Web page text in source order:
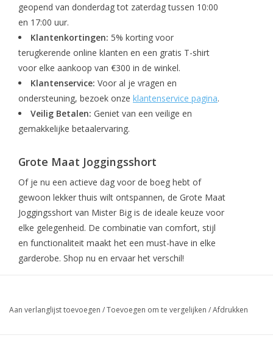
geopend van donderdag tot zaterdag tussen 10:00
en 17:00 uur.
Klantenkortingen: 5% korting voor
terugkerende online klanten en een gratis T-shirt
voor elke aankoop van €300 in de winkel.
Klantenservice: Voor al je vragen en
ondersteuning, bezoek onze klantenservice pagina.
Veilig Betalen: Geniet van een veilige en
gemakkelijke betaalervaring.
Grote Maat Joggingsshort
Of je nu een actieve dag voor de boeg hebt of
gewoon lekker thuis wilt ontspannen, de Grote Maat
Joggingsshort van Mister Big is de ideale keuze voor
elke gelegenheid. De combinatie van comfort, stijl
en functionaliteit maakt het een must-have in elke
garderobe. Shop nu en ervaar het verschil!
Aan verlanglijst toevoegen /Toevoegen om te vergelijken /Afdrukken